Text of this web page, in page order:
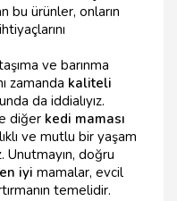
bu ürünler, onların
ve barınma
zamanda kaliteli
da iddialıyız.
diğer kedi maması
ve mutlu bir yaşam
Unutmayın, doğru
en iyi mamalar, evcil
temelidir.